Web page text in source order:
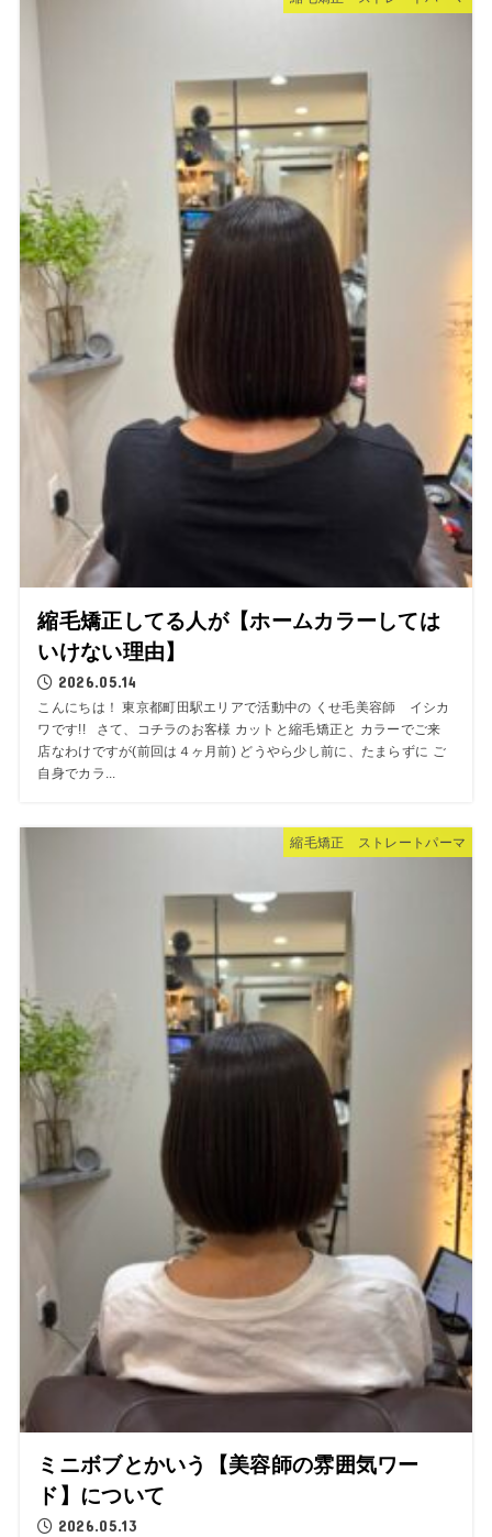
縮毛矯正してる人が【ホームカラーしては
いけない理由】
2026.05.14
こんにちは！ 東京都町田駅エリアで活動中の くせ毛美容師 イシカ
ワです!! さて、コチラのお客様 カットと縮毛矯正と カラーでご来
店なわけですが(前回は４ヶ月前) どうやら少し前に、たまらずに ご
自身でカラ...
縮毛矯正 ストレートパーマ
ミニボブとかいう【美容師の雰囲気ワー
ド】について
2026.05.13